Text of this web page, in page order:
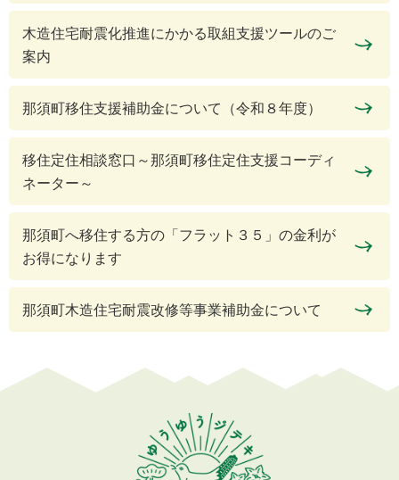
木造住宅耐震化推進にかかる取組支援ツールのご
案内
那須町移住支援補助金について（令和８年度）
移住定住相談窓口～那須町移住定住支援コーディ
ネーター～
那須町へ移住する方の「フラット３５」の金利が
お得になります
那須町木造住宅耐震改修等事業補助金について